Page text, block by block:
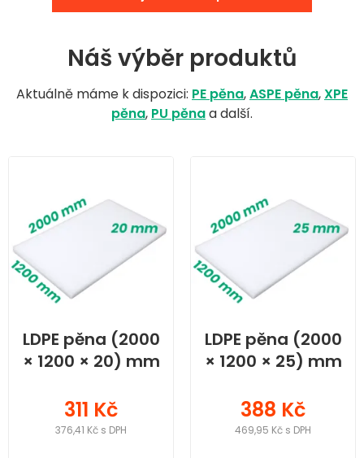
Náš výběr produktů
Aktuálně máme k dispozici: PE pěna,ASPE pěna,XPE
pěna, PU pěnaa další.
LDPE pěna (2000
× 1200 × 20) mm
311 Kč
376,41 Kč s DPH
LDPE pěna (2000
× 1200 × 25) mm
388 Kč
469,95 Kč s DPH